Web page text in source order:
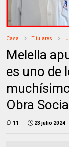
Casa Titulares
Melella
es uno de
Obra
11 23 julio 2024